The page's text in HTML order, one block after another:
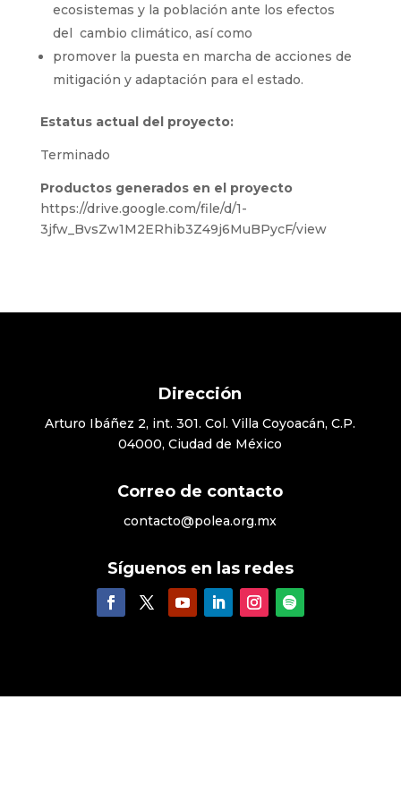
ecosistemas y la población ante los efectos
del cambio climático, así como
promover la puesta en marcha de acciones de
mitigación y adaptación para el estado.
Estatus actual del proyecto:
Terminado
Productos generados en el proyecto
https://drive.google.com/file/d/1-
3jfw_BvsZw1M2ERhib3Z49j6MuBPycF/view
Dirección
Arturo Ibáñez 2, int. 301. Col. Villa Coyoacán, C.P.
04000, Ciudad de México
Correo de contacto
contacto@polea.org.mx
Síguenos en las redes